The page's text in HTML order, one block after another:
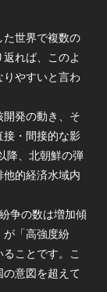
た世界で複数の
れば、このよ
りやすいと言わ
発の動き、そ
・間接的な影
降、北朝鮮の弾
的経済水域内
争の数は増加傾
が「高強度紛
ことです。こ
意図を超えて